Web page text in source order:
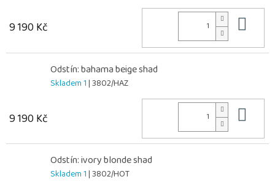
9 190 Kč
Odstín: bahama beige shad
Skladem 1| 3802/HAZ
9 190 Kč
Odstín: ivory blonde shad
Skladem 1| 3802/HOT